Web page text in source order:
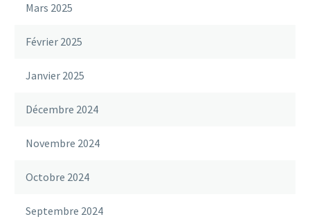
Mars 2025
Février 2025
Janvier 2025
Décembre 2024
Novembre 2024
Octobre 2024
Septembre 2024